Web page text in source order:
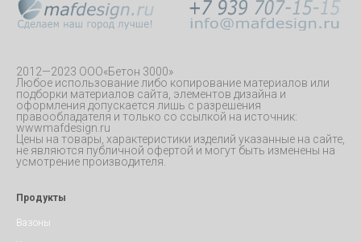
2012—2023 ООО«Бетон 3000»
Любое использование либо копирование материалов или
подборки материалов сайта, элементов дизайна и
оформления допускается лишь с разрешения
правообладателя и только со ссылкой на источник:
wwwmafdesign.ru
Цены на товары, характеристики изделий указанные на сайте,
не являются публичной офертой и могут быть изменены на
усмотрение производителя.
Продукты
Вазоны